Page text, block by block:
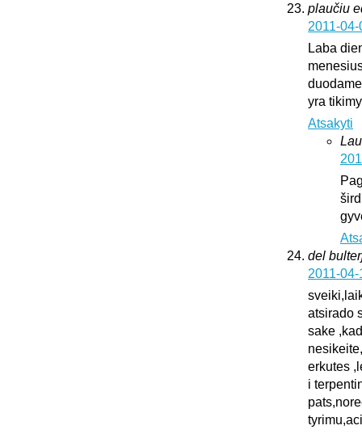
plaučiu
2011-
Laba
yra
Atsakyti
del
2011-
atsirado
sake
erkutes
i